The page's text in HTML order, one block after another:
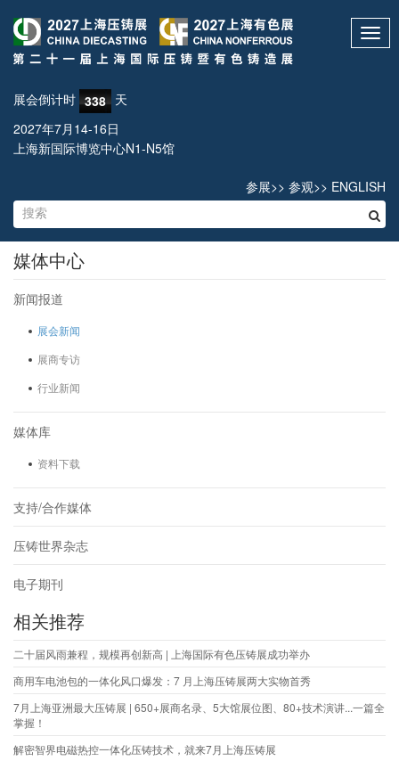
展会倒计时 338 天
2027年7月14-16日
上海新国际博览中心N1-N5馆
参展>> 参观>> ENGLISH
媒体中心
新闻报道
展会新闻
展商专访
行业新闻
媒体库
资料下载
支持/合作媒体
压铸世界杂志
电子期刊
相关推荐
二十届风雨兼程，规模再创新高 | 上海国际有色压铸展成功举办
商用车电池包的一体化风口爆发：7 月上海压铸展两大实物首秀
7月上海亚洲最大压铸展 | 650+展商名录、5大馆展位图、80+技术演讲...一篇全
掌握！
解密智界电磁热控一体化压铸技术，就来7月上海压铸展